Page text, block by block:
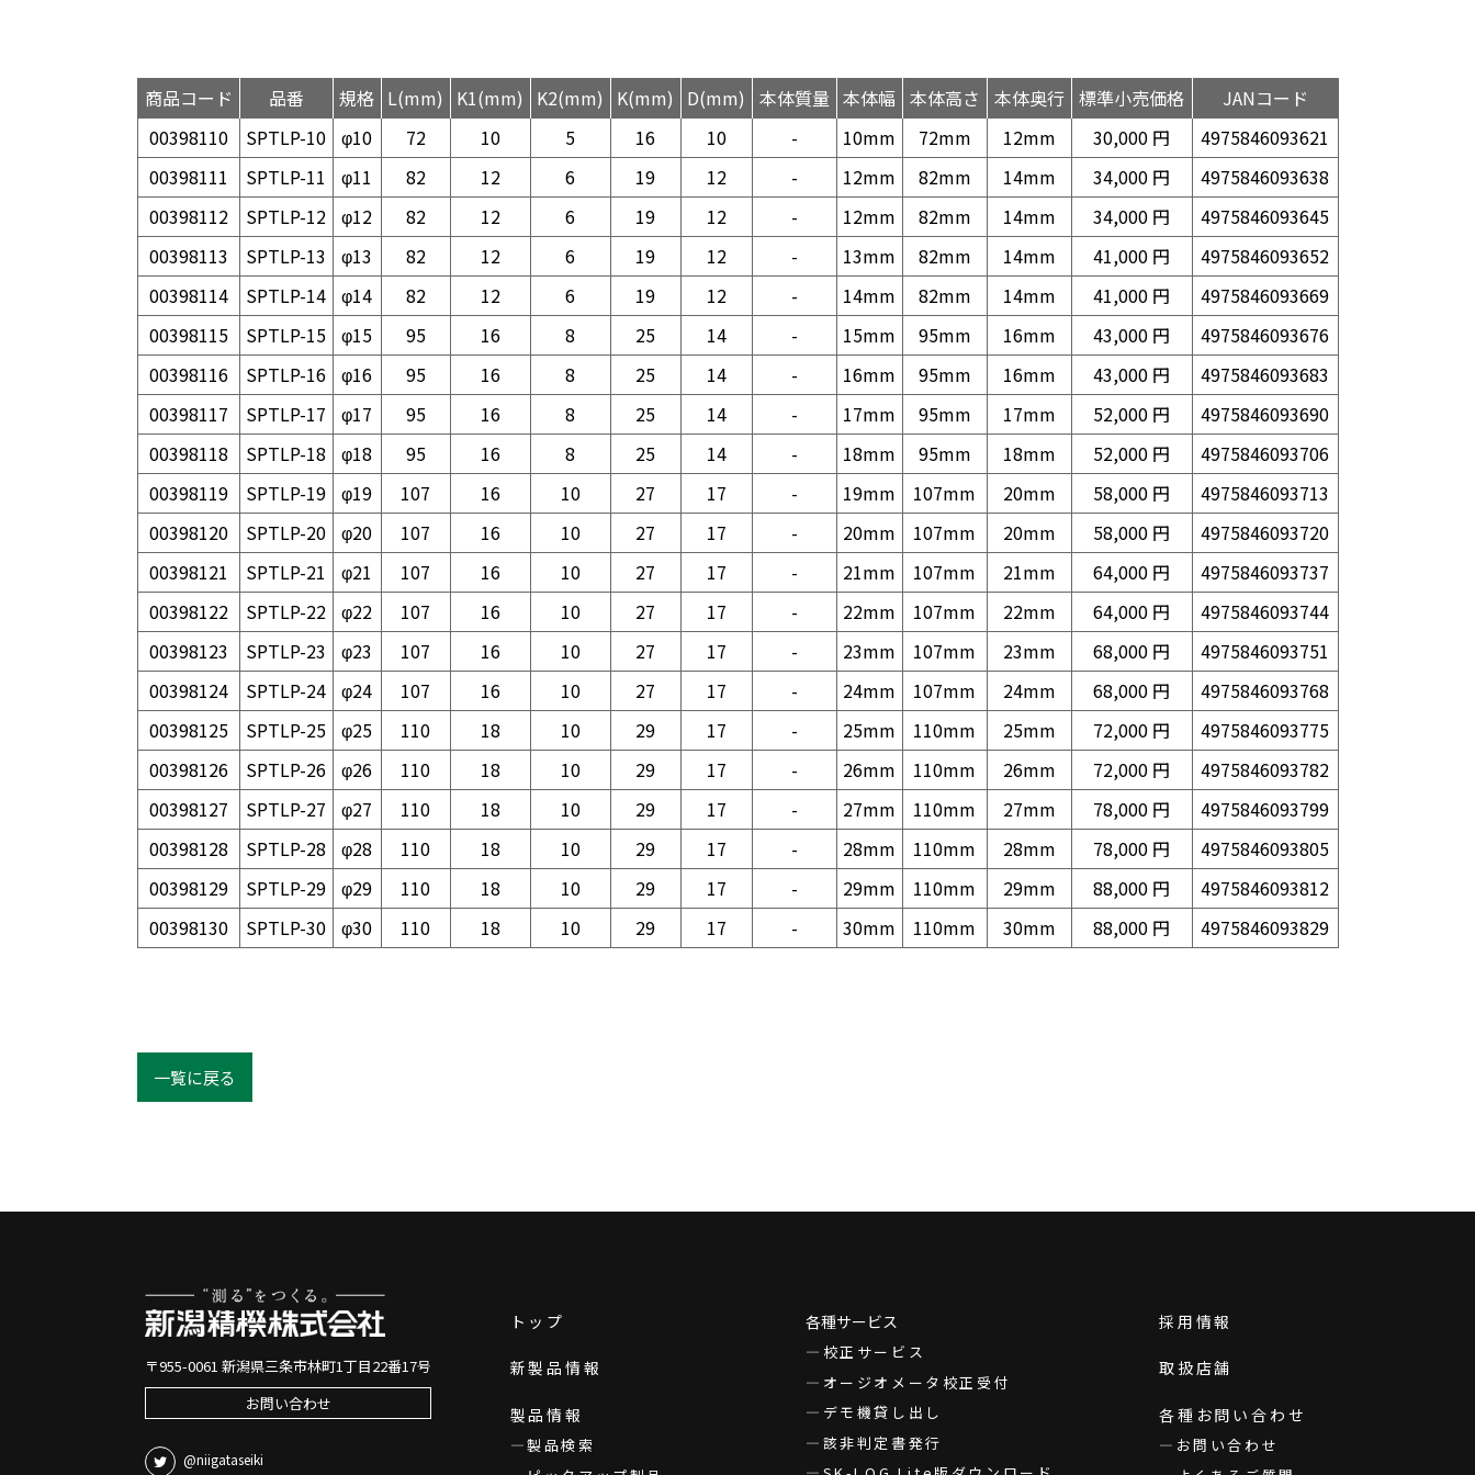
商品コード 品番 規格 L(mm) K1(mm) K2(mm) K(mm) D(mm) 本体質量 本体幅 本体高さ 本体奥行 標準小売価格
JANコード
00398110
SPTLP-10 φ10 72 10 5 16 10 - 10mm 72mm 12mm 30,000 円
4975846093621
00398111
SPTLP-11 φ11 82 12 6 19 12 - 12mm 82mm 14mm 34,000 円
4975846093638
00398112
SPTLP-12 φ12 82 12 6 19 12 - 12mm 82mm 14mm 34,000 円
4975846093645
00398113
SPTLP-13 φ13 82 12 6 19 12 - 13mm 82mm 14mm 41,000 円
4975846093652
00398114
SPTLP-14 φ14 82 12 6 19 12 - 14mm 82mm 14mm 41,000 円
4975846093669
00398115
SPTLP-15 φ15 95 16 8 25 14 - 15mm 95mm 16mm 43,000 円
4975846093676
00398116
SPTLP-16 φ16 95 16 8 25 14 - 16mm 95mm 16mm 43,000 円
4975846093683
00398117
SPTLP-17 φ17 95 16 8 25 14 - 17mm 95mm 17mm 52,000 円
4975846093690
00398118
SPTLP-18 φ18 95 16 8 25 14 - 18mm 95mm 18mm 52,000 円
4975846093706
00398119
SPTLP-19 φ19 107 16 10 27 17 - 19mm 107mm 20mm 58,000 円
4975846093713
00398120
SPTLP-20 φ20 107 16 10 27 17 - 20mm 107mm 20mm 58,000 円
4975846093720
00398121
SPTLP-21 φ21 107 16 10 27 17 - 21mm 107mm 21mm 64,000 円
4975846093737
00398122
SPTLP-22 φ22 107 16 10 27 17 - 22mm 107mm 22mm 64,000 円
4975846093744
00398123
SPTLP-23 φ23 107 16 10 27 17 - 23mm 107mm 23mm 68,000 円
4975846093751
00398124
SPTLP-24 φ24 107 16 10 27 17 - 24mm 107mm 24mm 68,000 円
4975846093768
00398125
SPTLP-25 φ25 110 18 10 29 17 - 25mm 110mm 25mm 72,000 円
4975846093775
00398126
SPTLP-26 φ26 110 18 10 29 17 - 26mm 110mm 26mm 72,000 円
4975846093782
00398127
SPTLP-27 φ27 110 18 10 29 17 - 27mm 110mm 27mm 78,000 円
4975846093799
00398128
SPTLP-28 φ28 110 18 10 29 17 - 28mm 110mm 28mm 78,000 円
4975846093805
00398129
SPTLP-29 φ29 110 18 10 29 17 - 29mm 110mm 29mm 88,000 円
4975846093812
00398130
SPTLP-30 φ30 110 18 10 29 17 - 30mm 110mm 30mm 88,000 円 4975846093829
一覧に戻る
〒955-0061 新潟県三条市林町1丁目22番17号
お問い合わせ
@niigataseiki
トップ
新製品情報
製品情報
製品検索
各種サービス
校正サービス
オージオメータ校正受付
デモ機貸し出し
該非判定書発行
採用情報
取扱店舗
各種お問い合わせ
お問い合わせ